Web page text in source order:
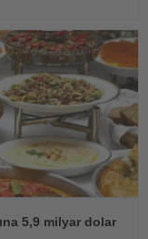
5,9 milyar dolar